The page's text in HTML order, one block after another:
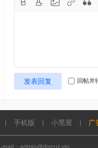
发表回复 回帖并
手机版 小黑屋 广